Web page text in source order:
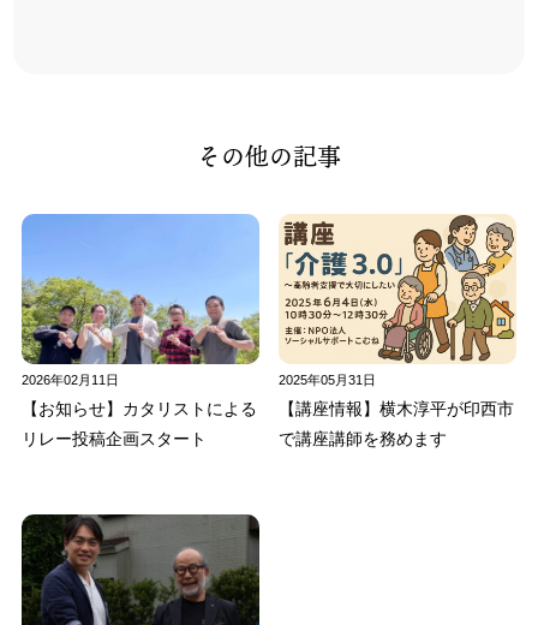
その他の記事
2026年02月11日
【お知らせ】カタリストによる
リレー投稿企画スタート
2025年05月31日
【講座情報】横木淳平が印西市
で講座講師を務めます